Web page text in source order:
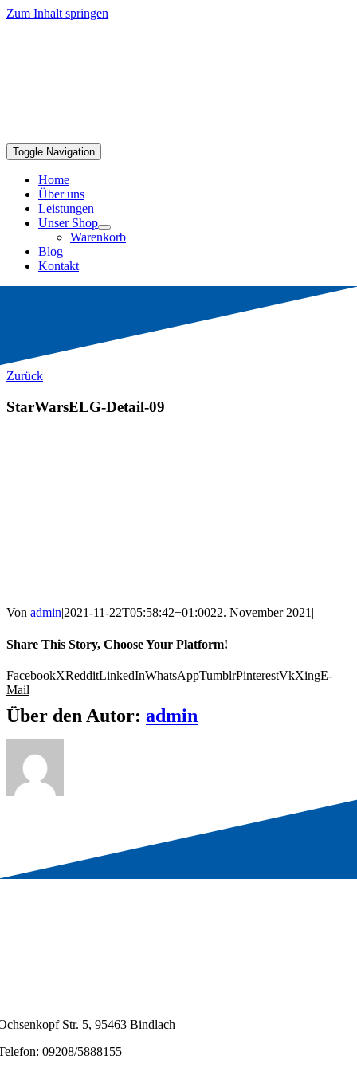
Zum Inhalt springen
Toggle Navigation
Home
Über uns
Leistungen
Unser Shop
Warenkorb
Blog
Kontakt
Zurück
StarWarsELG-Detail-09
Von admin|2021-11-22T05:58:42+01:0022. November 2021|
Share This Story, Choose Your Platform!
FacebookXRedditLinkedInWhatsAppTumblrPinterestVkXingE-
Mail
Über den Autor: admin
Str. 5, 95463 Bindlach
09208/5888155